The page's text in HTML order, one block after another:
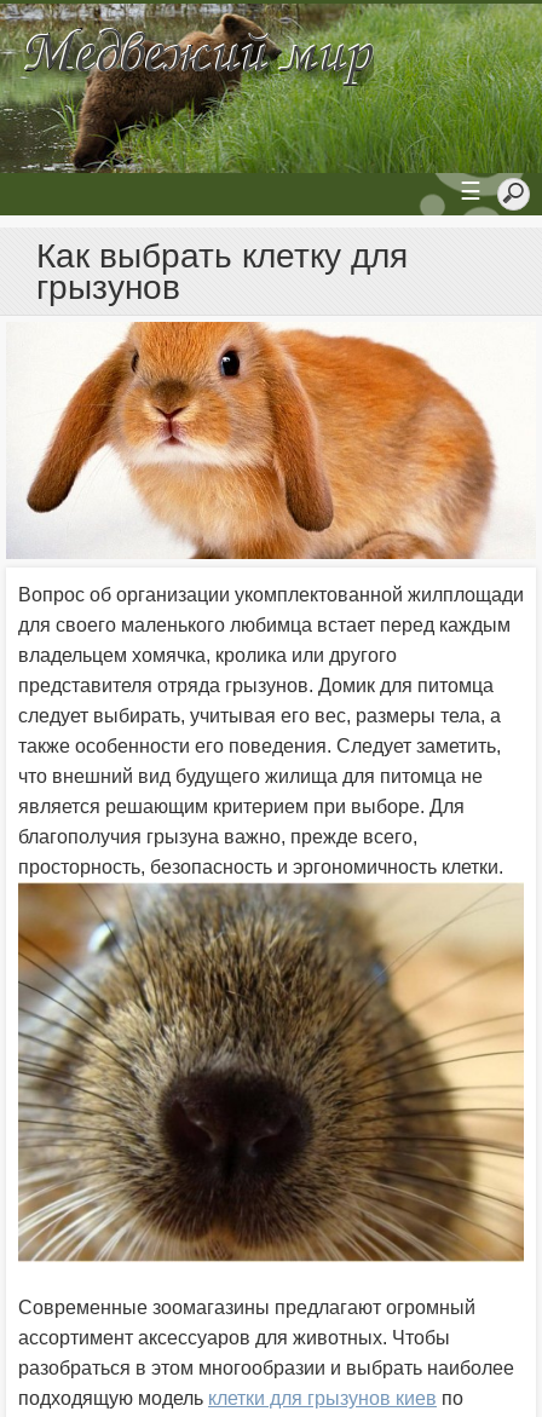
☰
Как выбрать клетку для
грызунов
Вопрос об организации укомплектованной жилплощади
для своего маленького любимца встает перед каждым
владельцем хомячка, кролика или другого
представителя отряда грызунов. Домик для питомца
следует выбирать, учитывая его вес, размеры тела, а
также особенности его поведения. Следует заметить,
что внешний вид будущего жилища для питомца не
является решающим критерием при выборе. Для
благополучия грызуна важно, прежде всего,
просторность, безопасность и эргономичность клетки.
Современные зоомагазины предлагают огромный
ассортимент аксессуаров для животных. Чтобы
разобраться в этом многообразии и выбрать наиболее
подходящую модель клетки для грызунов киев по